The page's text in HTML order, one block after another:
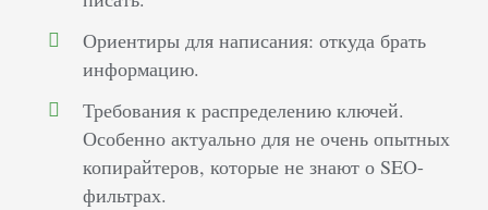
Ориентиры для написания: откуда брать
информацию.
Требования к распределению ключей.
Особенно актуально для не очень опытных
копирайтеров, которые не знают о SEO-
фильтрах.